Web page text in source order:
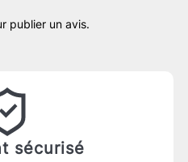
publier un avis.
sécurisé